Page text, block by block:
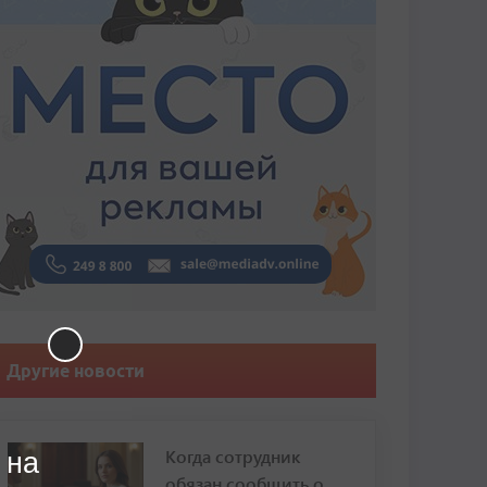
Другие новости
Когда сотрудник